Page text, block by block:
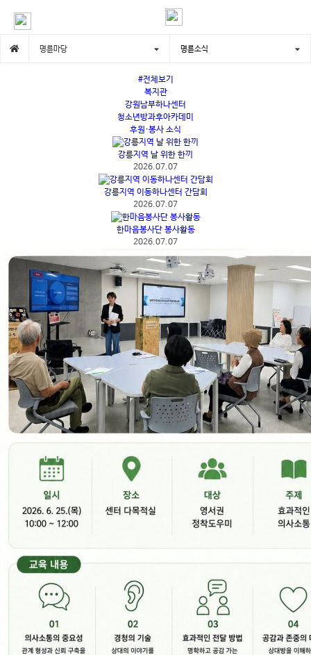
명륜마당 명륜소식
#전체보기
복지관
강원남부하나센터
청소년방과후아카데미
후원·봉사 소식
강릉지역 날 위한 한끼
2026.07.07
강릉지역 이동하나센터 간담회
2026.07.07
한마음봉사단 봉사활동
2026.07.07